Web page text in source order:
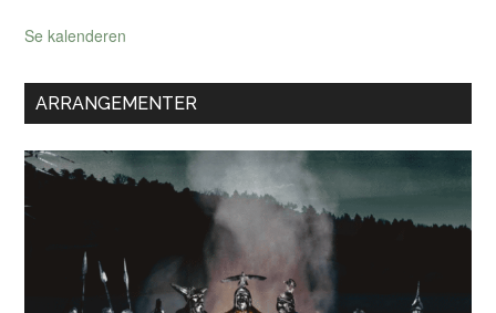
Se kalenderen
ARRANGEMENTER